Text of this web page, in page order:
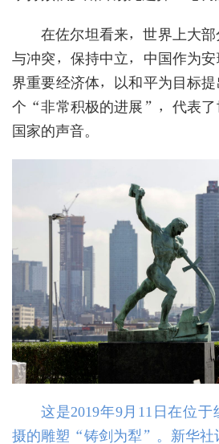
在佐尔坦看来，世界上大
与冲突，保持中立，中国作为
界重要经济体，以和平为目标
个“非常积极的进展”，代表了
国家的声音。
这是2019年9月11日在位
摄的雕塑“铸剑为犁”。新华社